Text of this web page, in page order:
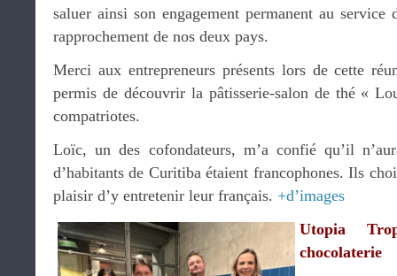
saluer ainsi son engagement permanent au
rapprochement de nos deux pays.
Merci aux entrepreneurs présents lors de cette
permis de découvrir la pâtisserie-salon de thé «
compatriotes.
Loïc, un des cofondateurs, m’a confié qu’il
d’habitants de Curitiba étaient francophones. Ils
plaisir d’y entretenir leur français. +d’images
Utopia
chocolaterie